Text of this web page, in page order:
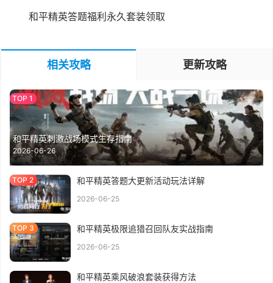
和平精英答题福利永久套装领取
相关攻略 更新攻略
和平精英刺激战场模式生存指南
2026-06-26
和平精英答题大更新活动玩法详解
2026-06-25
和平精英极限追猎召回队友实战指南
2026-06-25
和平精英乘风破浪套装获得方法